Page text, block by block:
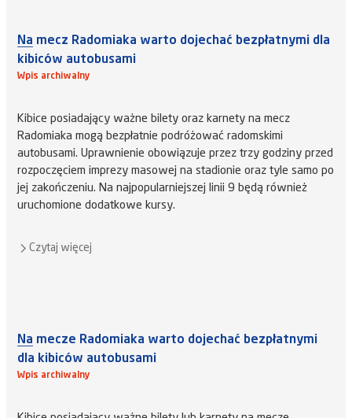
Na mecz Radomiaka warto dojechać bezpłatnymi dla
kibiców autobusami
Wpis archiwalny
Kibice posiadający ważne bilety oraz karnety na mecz
Radomiaka mogą bezpłatnie podróżować radomskimi
autobusami. Uprawnienie obowiązuje przez trzy godziny przed
rozpoczęciem imprezy masowej na stadionie oraz tyle samo po
jej zakończeniu. Na najpopularniejszej linii 9 będą również
uruchomione dodatkowe kursy.
Czytaj więcej
Na mecze Radomiaka warto dojechać bezpłatnymi
dla kibiców autobusami
Wpis archiwalny